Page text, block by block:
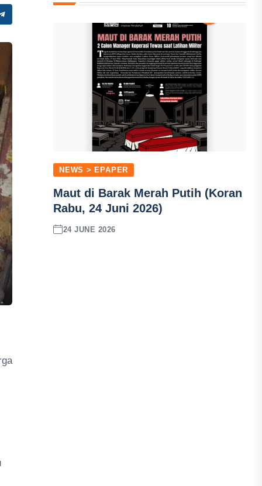
NEWS > EPAPER
Maut di Barak Merah Putih (Koran
Rabu, 24 Juni 2026)
24 JUNE 2026